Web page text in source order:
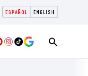
ESPAÑOL ENGLISH